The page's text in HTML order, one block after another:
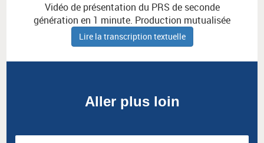
Vidéo de présentation du PRS de seconde
génération en 1 minute. Production mutualisée
Lire la transcription textuelle
Aller plus loin